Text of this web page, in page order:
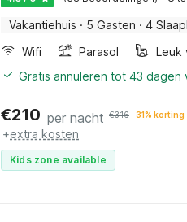
Vakantiehuis · 5 Gasten · 4
Wifi
Parasol
Gratis annuleren tot 43 dagen
€210 per nacht €316 31% korting
+extra kosten
Kids zone available